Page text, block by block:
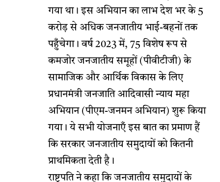
गया था। इस अभियान का लाभ देश भर के 5
करोड़ से अधिक जनजातीय भाई-बहनों तक
पहुँचेगा। वर्ष 2023 में, 75 विशेष रूप से
कमजोर जनजातीय समूहों (पीवीटीजी) के
सामाजिक और आर्थिक विकास के लिए
प्रधानमंत्री जनजाति आदिवासी न्याय महा
अभियान (पीएम-जनमन अभियान) शुरू किया
गया। ये सभी योजनाएँ इस बात का प्रमाण हैं
कि सरकार जनजातीय समुदायों को कितनी
प्राथमिकता देती है।
राष्ट्रपति ने कहा कि जनजातीय समुदायों के